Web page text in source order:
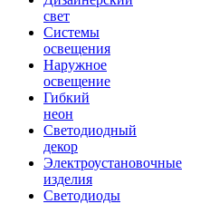
свет
Системы
освещения
Наружное
освещение
Гибкий
неон
Светодиодный
декор
Электроустановочные
изделия
Светодиоды